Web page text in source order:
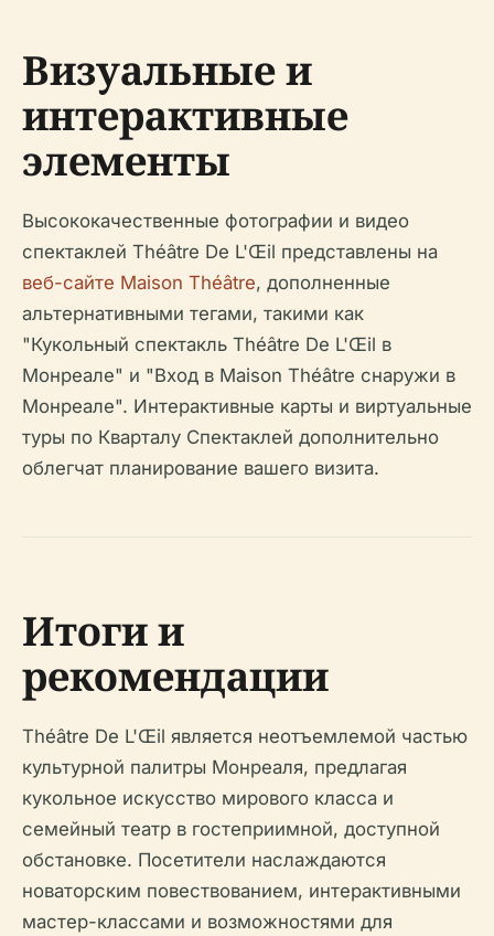
Визуальные и
интерактивные
элементы
Высококачественные фотографии и видео
спектаклей Théâtre De L'Œil представлены на
веб-сайте Maison Théâtre, дополненные
альтернативными тегами, такими как
"Кукольный спектакль Théâtre De L'Œil в
Монреале" и "Вход в Maison Théâtre снаружи в
Монреале". Интерактивные карты и виртуальные
туры по Кварталу Спектаклей дополнительно
облегчат планирование вашего визита.
Итоги и
рекомендации
Théâtre De L'Œil является неотъемлемой частью
культурной палитры Монреаля, предлагая
кукольное искусство мирового класса и
семейный театр в гостеприимной, доступной
обстановке. Посетители наслаждаются
новаторским повествованием, интерактивными
мастер-классами и возможностями для